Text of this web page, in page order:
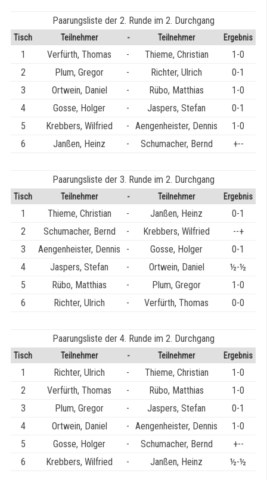
Paarungsliste der 2. Runde im 2. Durchgang
Tisch Teilnehmer - Teilnehmer Ergebnis
1 Verfürth, Thomas - Thieme, Christian
1-0
2
Plum, Gregor - Richter, Ulrich
0-1
3
Ortwein, Daniel - Rübo, Matthias
1-0
4
Gosse, Holger - Jaspers, Stefan
0-1
5
Krebbers, Wilfried - Aengenheister, Dennis
1-0
6
Janßen, Heinz - Schumacher, Bernd +--
Paarungsliste der 3. Runde im 2. Durchgang
Tisch Teilnehmer - Teilnehmer Ergebnis
1 Thieme, Christian - Janßen, Heinz
0-1
2
Schumacher, Bernd - Krebbers, Wilfried
--+
3
Aengenheister, Dennis - Gosse, Holger
0-1
4
Jaspers, Stefan - Ortwein, Daniel
½-½
5
Rübo, Matthias - Plum, Gregor
1-0
6
Richter, Ulrich - Verfürth, Thomas 0-0
Paarungsliste der 4. Runde im 2. Durchgang
Tisch Teilnehmer - Teilnehmer Ergebnis
1 Richter, Ulrich - Thieme, Christian
1-0
2
Verfürth, Thomas - Rübo, Matthias
1-0
3
Plum, Gregor - Jaspers, Stefan
0-1
4
Ortwein, Daniel - Aengenheister, Dennis
1-0
5
Gosse, Holger - Schumacher, Bernd
+--
6
Krebbers, Wilfried - Janßen, Heinz ½-½